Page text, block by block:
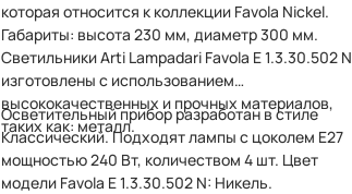
которая относится к коллекции Favola Nickel.
Габариты: высота 230 мм, диаметр 300 мм.
Светильники Arti Lampadari Favola E 1.3.30.502 N
изготовлены с использованием
высококачественных и прочных материалов,
таких как: металл.
Осветительный прибор разработан в стиле
Классический. Подходят лампы с цоколем E27
мощностью 240 Вт, количеством 4 шт. Цвет
модели Favola E 1.3.30.502 N: Никель.